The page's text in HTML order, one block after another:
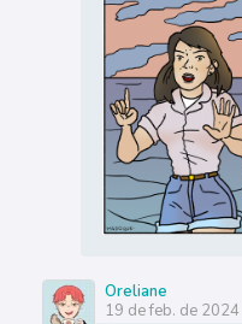
Oreliane
19 de feb. de 2024